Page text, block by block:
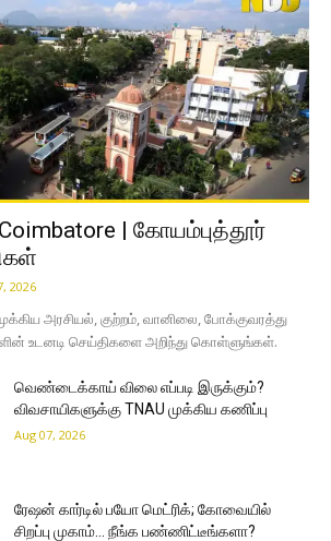
| கோயம்புத்தூர்
2026
அரசியல், குற்றம், வானிலை, போக்குவரத்து
உடனடி செய்திகளை அறிந்து கொள்ளுங்கள்.
வெண்டைக்காய் விலை எப்படி இருக்கும்?
விவசாயிகளுக்கு TNAU முக்கிய கணிப்பு
Aug 07, 2026
ரேஷன் கார்டில் பயோ மெட்ரிக்; கோவையில்
சிறப்பு முகாம்… நீங்க பண்ணிட்டீங்களா?